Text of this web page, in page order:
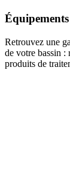
Retrouvez une
de votre bassin :
produits de